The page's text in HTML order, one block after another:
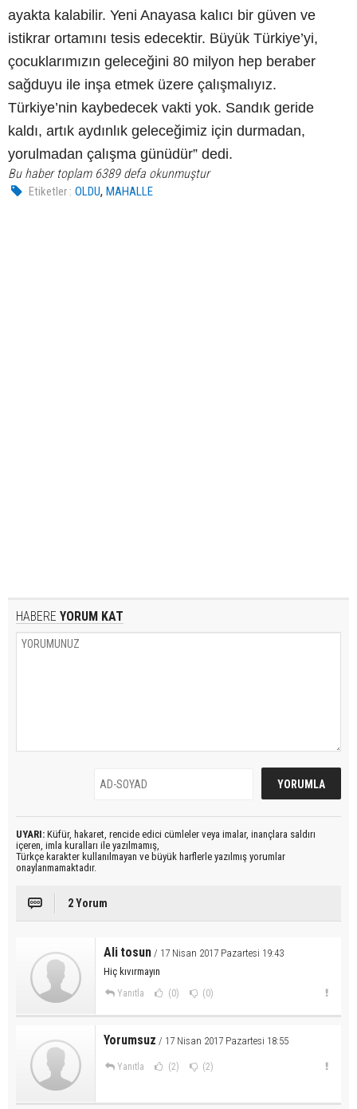
ayakta kalabilir. Yeni Anayasa kalıcı bir güven ve
istikrar ortamını tesis edecektir. Büyük Türkiye’yi,
çocuklarımızın geleceğini 80 milyon hep beraber
sağduyu ile inşa etmek üzere çalışmalıyız.
Türkiye’nin kaybedecek vakti yok. Sandık geride
kaldı, artık aydınlık geleceğimiz için durmadan,
yorulmadan çalışma günüdür” dedi.
Bu haber toplam 6389 defa okunmuştur
Etiketler : OLDU,MAHALLE
HABERE YORUM KAT
UYARI: Küfür, hakaret, rencide edici cümleler veya imalar, inançlara saldırı
içeren, imla kuralları ile yazılmamış,
Türkçe karakter kullanılmayan ve büyük harflerle yazılmış yorumlar
onaylanmamaktadır.
2 Yorum
Ali tosun / 17 Nisan 2017 Pazartesi 19:43
Hiç kıvırmayın
Yanıtla (0) (0)
Yorumsuz / 17 Nisan 2017 Pazartesi 18:55
Yanıtla (2) (2)